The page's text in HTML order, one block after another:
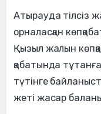
Атырауда тілсіз
орналасқан
Қызыл жалын
қабатында
түтінге
жеті жасар баланы